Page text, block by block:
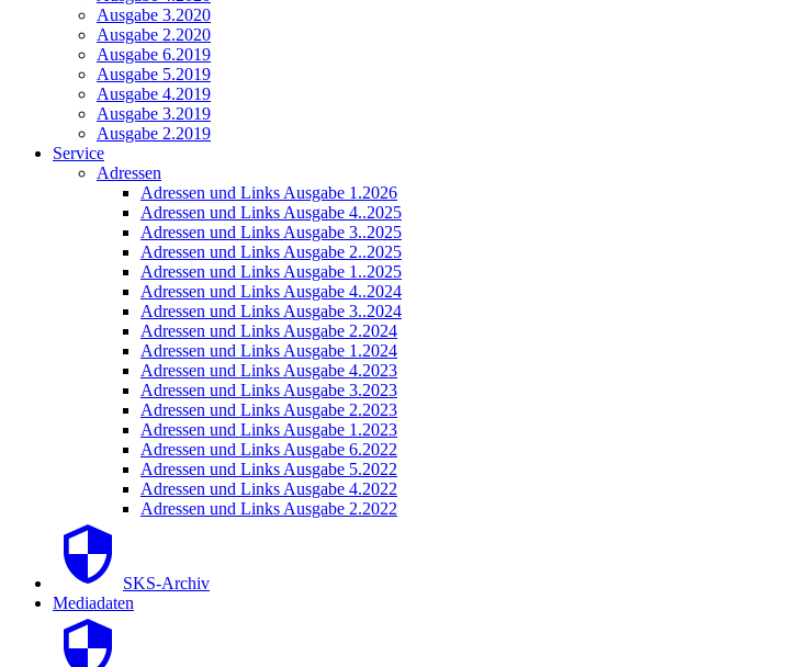
Ausgabe 3.2020
Ausgabe 2.2020
Ausgabe 6.2019
Ausgabe 5.2019
Ausgabe 4.2019
Ausgabe 3.2019
Ausgabe 2.2019
Service
Adressen
Adressen und Links Ausgabe 1.2026
Adressen und Links Ausgabe 4..2025
Adressen und Links Ausgabe 3..2025
Adressen und Links Ausgabe 2..2025
Adressen und Links Ausgabe 1..2025
Adressen und Links Ausgabe 4..2024
Adressen und Links Ausgabe 3..2024
Adressen und Links Ausgabe 2.2024
Adressen und Links Ausgabe 1.2024
Adressen und Links Ausgabe 4.2023
Adressen und Links Ausgabe 3.2023
Adressen und Links Ausgabe 2.2023
Adressen und Links Ausgabe 1.2023
Adressen und Links Ausgabe 6.2022
Adressen und Links Ausgabe 5.2022
Adressen und Links Ausgabe 4.2022
Adressen und Links Ausgabe 2.2022
SKS-Archiv
Mediadaten